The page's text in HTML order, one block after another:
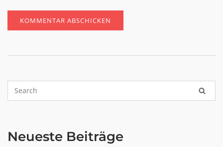
Neueste Beiträge